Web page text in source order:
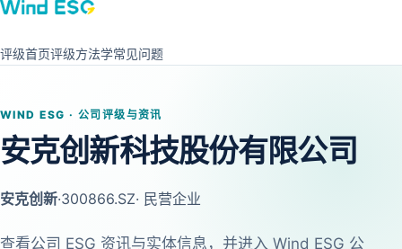
评级首页评级方法学常见问题
WIND ESG · 公司评级与资讯
安克创新科技股份有限公司
安克创新·300866.SZ· 民营企业
查看公司 ESG 资讯与实体信息，并进入 Wind ESG 公